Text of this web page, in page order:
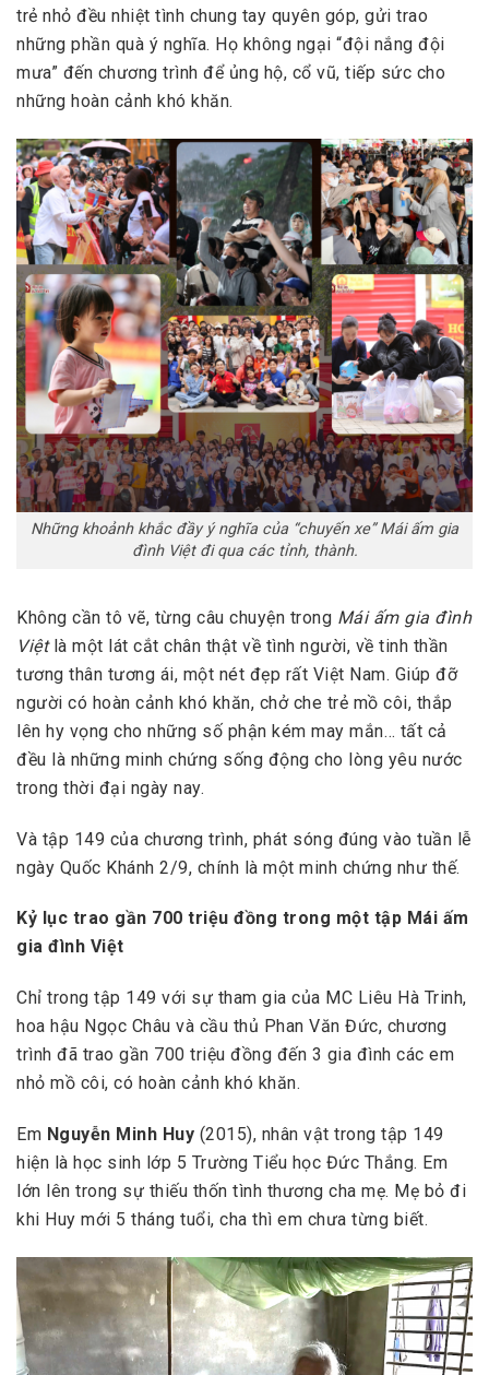
trẻ nhỏ đều nhiệt tình chung tay quyên góp, gửi trao
những phần quà ý nghĩa. Họ không ngại “đội nắng đội
mưa” đến chương trình để ủng hộ, cổ vũ, tiếp sức cho
những hoàn cảnh khó khăn.
Những khoảnh khắc đầy ý nghĩa của “chuyến xe” Mái ấm gia
đình Việt đi qua các tỉnh, thành.
Không cần tô vẽ, từng câu chuyện trong Mái ấm gia đình
Việtlà một lát cắt chân thật về tình người, về tinh thần
tương thân tương ái, một nét đẹp rất Việt Nam. Giúp đỡ
người có hoàn cảnh khó khăn, chở che trẻ mồ côi, thắp
lên hy vọng cho những số phận kém may mắn… tất cả
đều là những minh chứng sống động cho lòng yêu nước
trong thời đại ngày nay.
Và tập 149 của chương trình, phát sóng đúng vào tuần lễ
ngày Quốc Khánh 2/9, chính là một minh chứng như thế.
Kỷ lục trao gần 700 triệu đồng trong một tập Mái ấm
gia đình Việt
Chỉ trong tập 149 với sự tham gia của MC Liêu Hà Trinh,
hoa hậu Ngọc Châu và cầu thủ Phan Văn Đức, chương
trình đã trao gần 700 triệu đồng đến 3 gia đình các em
nhỏ mồ côi, có hoàn cảnh khó khăn.
Em Nguyễn Minh Huy (2015), nhân vật trong tập 149
hiện là học sinh lớp 5 Trường Tiểu học Đức Thắng. Em
lớn lên trong sự thiếu thốn tình thương cha mẹ. Mẹ bỏ đi
khi Huy mới 5 tháng tuổi, cha thì em chưa từng biết.